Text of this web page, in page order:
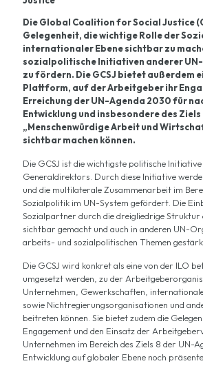
Die Global Coalition for Social Justice
Gelegenheit, die wichtige Rolle der
internationaler Ebene sichtbar zu
sozialpolitische Initiativen anderer
zu fördern. Die GCSJ bietet außerdem
Plattform, auf der Arbeitgeber ihr
Erreichung der UN-Agenda 2030 für
Entwicklung und insbesondere des Ziels
„Menschenwürdige Arbeit und
sichtbar machen können.
Die GCSJ ist die wichtigste politische Initiative
Generaldirektors. Durch diese Initiative
und die multilaterale Zusammenarbeit im
Sozialpolitik im UN-System gefördert. Die
Sozialpartner durch die dreigliedrige Struktur
sichtbar gemacht und auch in anderen UN-
arbeits- und sozialpolitischen Themen
Die GCSJ wird konkret als eine von der ILO
umgesetzt werden, zu der
Unternehmen, Gewerkschaften,
sowie Nichtregierungsorganisationen und
beitreten können. Sie bietet zudem die
Engagement und den Einsatz der
Unternehmen im Bereich des Ziels 8 der UN-
Entwicklung auf globaler Ebene noch